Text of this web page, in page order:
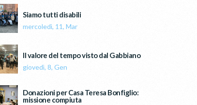
Siamo tutti disabili
mercoledì, 11, Mar
Il valore del tempo visto dal Gabbiano
giovedì, 8, Gen
Donazioni per Casa Teresa Bonfiglio:
missione compiuta